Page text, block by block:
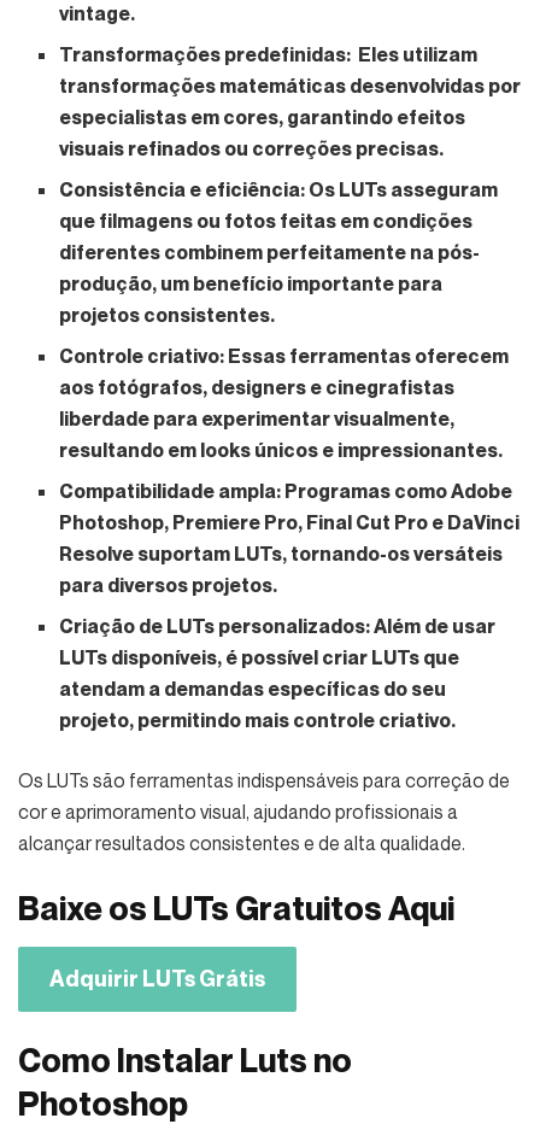
vintage.
Transformações predefinidas: Eles utilizam
transformações matemáticas desenvolvidas por
especialistas em cores, garantindo efeitos
visuais refinados ou correções precisas.
Consistência e eficiência: Os LUTs asseguram
que filmagens ou fotos feitas em condições
diferentes combinem perfeitamente na pós-
produção, um benefício importante para
projetos consistentes.
Controle criativo: Essas ferramentas oferecem
aos fotógrafos, designers e cinegrafistas
liberdade para experimentar visualmente,
resultando em looks únicos e impressionantes.
Compatibilidade ampla: Programas como Adobe
Photoshop, Premiere Pro, Final Cut Pro e DaVinci
Resolve suportam LUTs, tornando-os versáteis
para diversos projetos.
Criação de LUTs personalizados:Além de usar
LUTs disponíveis, é possível criar LUTs que
atendam a demandas específicas do seu
projeto, permitindo mais controle criativo.
Os LUTs são ferramentas indispensáveis para correção de
cor e aprimoramento visual, ajudando profissionais a
alcançar resultados consistentes e de alta qualidade.
Baixe os LUTs Gratuitos Aqui
Adquirir LUTs Grátis
Como Instalar Luts no
Photoshop